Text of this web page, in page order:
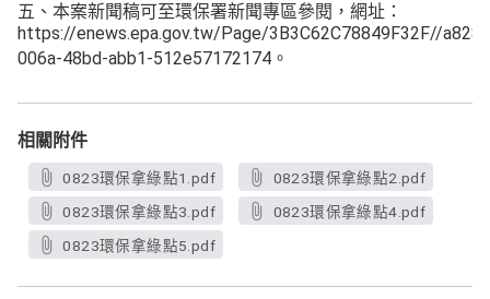
五、本案新聞稿可至環保署新聞專區參閱，網址：
https://enews.epa.gov.tw/Page/3B3C62C78849F32F//
006a-48bd-abb1-512e57172174。
相關附件
0823環保拿綠點1.pdf
0823環保拿綠點2.pdf
0823環保拿綠點3.pdf
0823環保拿綠點4.pdf
0823環保拿綠點5.pdf